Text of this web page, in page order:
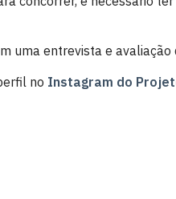
uma entrevista e avaliação
no Instagram do